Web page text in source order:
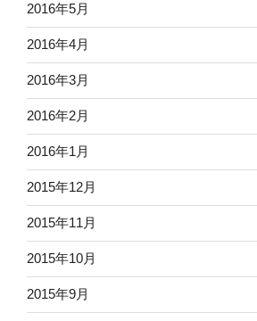
2016年5月
2016年4月
2016年3月
2016年2月
2016年1月
2015年12月
2015年11月
2015年10月
2015年9月